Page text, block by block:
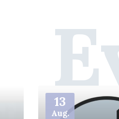
13
Aug.